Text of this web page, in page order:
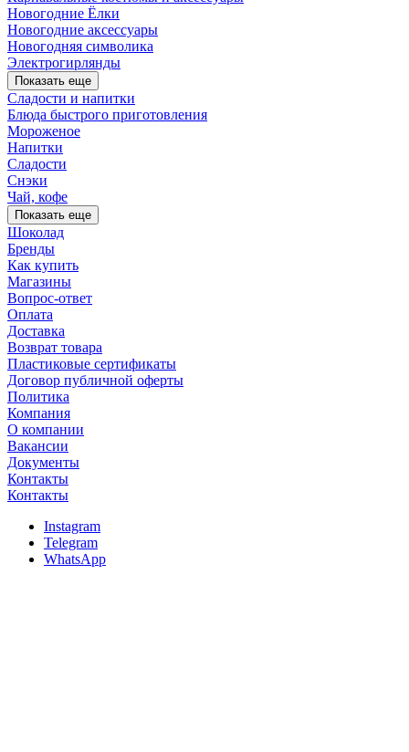
Новогодние Ёлки
Новогодние аксессуары
Новогодняя символика
Электрогирлянды
Показать еще
Сладости и напитки
Блюда быстрого приготовления
Мороженое
Напитки
Сладости
Снэки
Чай, кофе
Показать еще
Шоколад
Бренды
Как купить
Магазины
Вопрос-ответ
Оплата
Доставка
Возврат товара
Пластиковые сертификаты
Договор публичной оферты
Политика
Компания
О компании
Вакансии
Документы
Контакты
Контакты
Instagram
Telegram
WhatsApp